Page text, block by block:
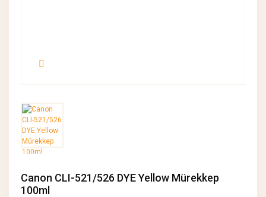
Canon CLI-521/526 DYE Yellow Mürekkep
100ml